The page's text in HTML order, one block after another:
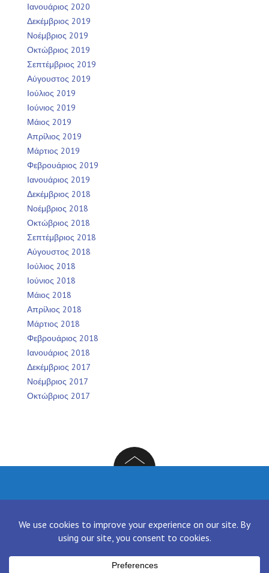
Ιανουάριος 2020
Δεκέμβριος 2019
Νοέμβριος 2019
Οκτώβριος 2019
Σεπτέμβριος 2019
Αύγουστος 2019
Ιούλιος 2019
Ιούνιος 2019
Μάιος 2019
Απρίλιος 2019
Μάρτιος 2019
Φεβρουάριος 2019
Ιανουάριος 2019
Δεκέμβριος 2018
Νοέμβριος 2018
Οκτώβριος 2018
Σεπτέμβριος 2018
Αύγουστος 2018
Ιούλιος 2018
Ιούνιος 2018
Μάιος 2018
Απρίλιος 2018
Μάρτιος 2018
Φεβρουάριος 2018
Ιανουάριος 2018
Δεκέμβριος 2017
Νοέμβριος 2017
Οκτώβριος 2017